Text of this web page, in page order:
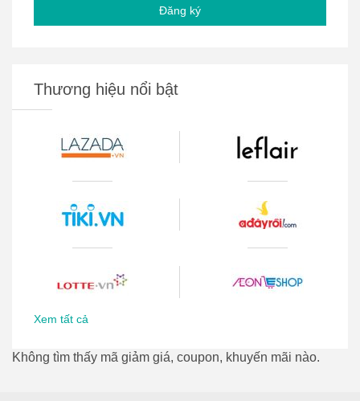
Đăng ký
Thương hiệu nổi bật
Xem tất cả
Không tìm thấy mã giảm giá, coupon, khuyến mãi nào.